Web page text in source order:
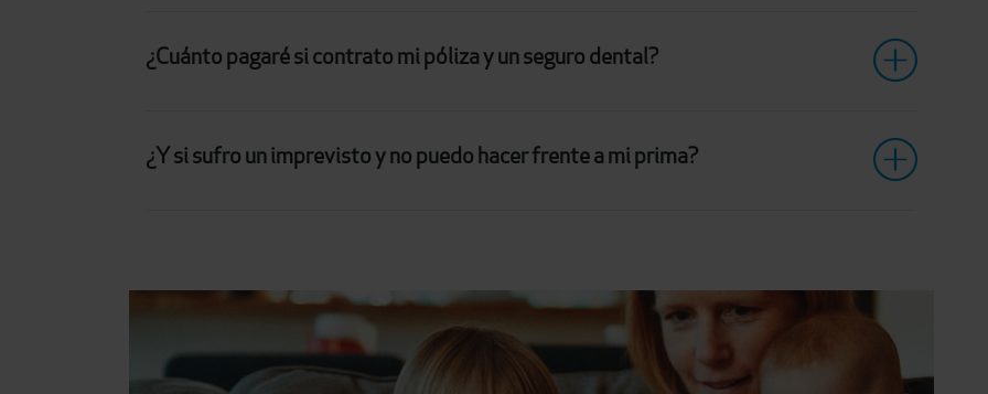
¿Cuánto pagaré si contrato mi póliza y un seguro dental?
¿Y si sufro un imprevisto y no puedo hacer frente a mi prima?